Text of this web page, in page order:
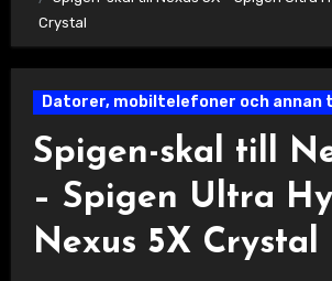
Crystal
Datorer, mobiltelefoner och annan
Spigen-skal till
– Spigen Ultra
Nexus 5X Crystal